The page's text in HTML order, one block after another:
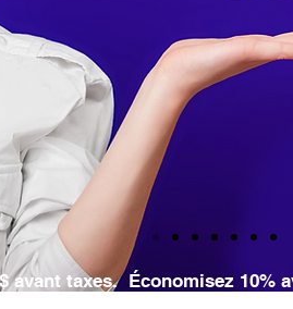
VOTRE RENDEZ-
VOTRE RENDEZ-
avant taxes. Économisez 10%